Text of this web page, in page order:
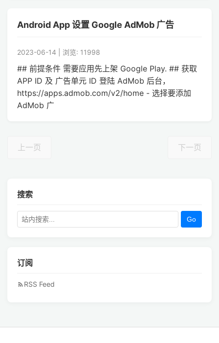
Android App 设置 Google AdMob 广告
2023-06-14 | 浏览: 11998
## 前提条件 需要应用先上架 Google Play. ## 获取
APP ID 及 广告单元 ID 登陆 AdMob 后台，
https://apps.admob.com/v2/home - 选择要添加
AdMob 广
上一页 下一页
搜索
Go
订阅
RSS Feed